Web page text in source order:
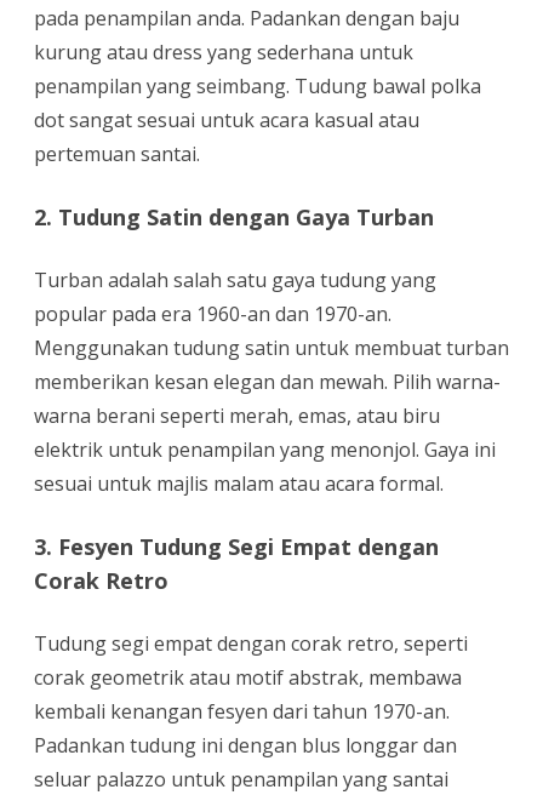
pada penampilan anda. Padankan dengan baju
kurung atau dress yang sederhana untuk
penampilan yang seimbang. Tudung bawal polka
dot sangat sesuai untuk acara kasual atau
pertemuan santai.
2. Tudung Satin dengan Gaya Turban
Turban adalah salah satu gaya tudung yang
popular pada era 1960-an dan 1970-an.
Menggunakan tudung satin untuk membuat turban
memberikan kesan elegan dan mewah. Pilih warna-
warna berani seperti merah, emas, atau biru
elektrik untuk penampilan yang menonjol. Gaya ini
sesuai untuk majlis malam atau acara formal.
3. Fesyen Tudung Segi Empat dengan
Corak Retro
Tudung segi empat dengan corak retro, seperti
corak geometrik atau motif abstrak, membawa
kembali kenangan fesyen dari tahun 1970-an.
Padankan tudung ini dengan blus longgar dan
seluar palazzo untuk penampilan yang santai